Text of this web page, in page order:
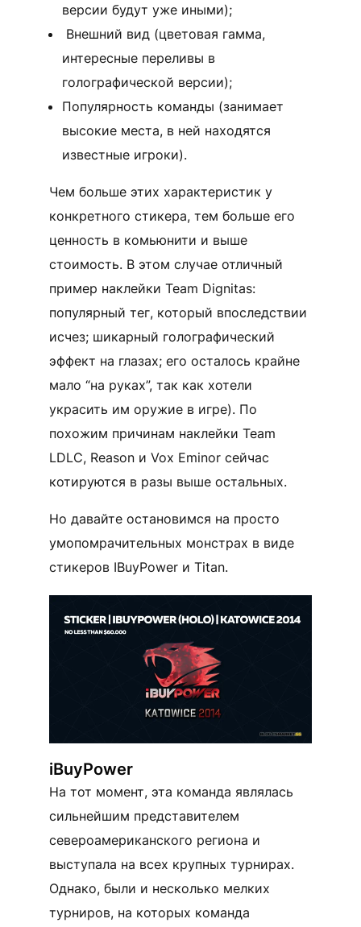
версии будут уже иными);
Внешний вид (цветовая гамма,
интересные переливы в
голографической версии);
Популярность команды (занимает
высокие места, в ней находятся
известные игроки).
Чем больше этих характеристик у
конкретного стикера, тем больше его
ценность в комьюнити и выше
стоимость. В этом случае отличный
пример наклейки Team Dignitas:
популярный тег, который впоследствии
исчез; шикарный голографический
эффект на глазах; его осталось крайне
мало “на руках”, так как хотели
украсить им оружие в игре). По
похожим причинам наклейки Team
LDLC, Reason и Vox Eminor сейчас
котируются в разы выше остальных.
Но давайте остановимся на просто
умопомрачительных монстрах в виде
стикеров IBuyPower и Titan.
iBuyPower
На тот момент, эта команда являлась
сильнейшим представителем
североамериканского региона и
выступала на всех крупных турнирах.
Однако, были и несколько мелких
турниров, на которых команда